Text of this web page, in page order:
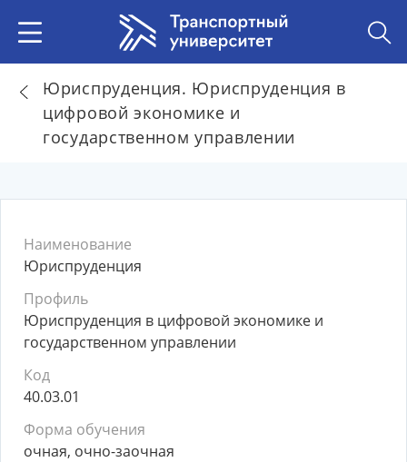
Юриспруденция. Юриспруденция в
цифровой экономике и
государственном управлении
Наименование
Юриспруденция
Профиль
Юриспруденция в цифровой экономике и
государственном управлении
Код
40.03.01
Форма обучения
очная, очно-заочная